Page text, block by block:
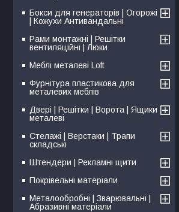
Бокси для генераторів | Огорожі
| Кожухи Антивандальні
Рами монтажні | Решітки
вентиляційні | Люки
Меблі металеві Loft
Фурнітура пластикова для
металевих меблів
Двері | Решітки | Ворота | Ящики
металеві
Стелажі | Верстаки | Трапи
складські
Штендери | Рекламні щити
Покрівельні матеріали
Металообробні | Зварювальні |
Абразивні матеріали